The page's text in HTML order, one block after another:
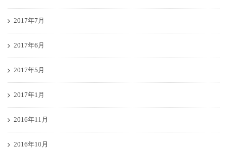
2017年7月
2017年6月
2017年5月
2017年1月
2016年11月
2016年10月